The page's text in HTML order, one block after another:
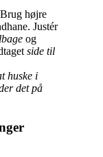
Brug højre
Justér
og
side til
huske i
det på